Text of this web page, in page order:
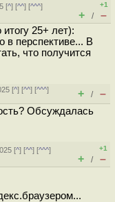
[^] [^^] [^^^]
+1
+ / –
25+ лет):
в перспективе... В
что получится
[^] [^^] [^^^]
+ / –
Обсуждалась
[^] [^^] [^^^]
+1
+ / –